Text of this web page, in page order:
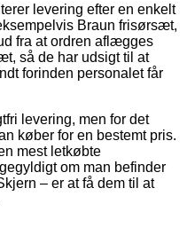
levering efter en enkelt
Braun frisørsæt,
fra at ordren aflægges
så de har udsigt til at
forinden personalet får
levering, men for det
køber for en bestemt pris.
mest letkøbte
om man befinder
– er at få dem til at